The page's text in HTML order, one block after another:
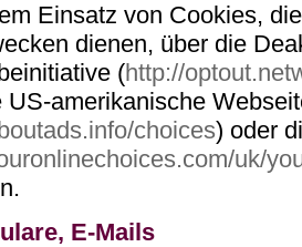
Einsatz von Cookies,
dienen, über die
(http://
US-amerikanische
choices) oder
uk/
E-Mails